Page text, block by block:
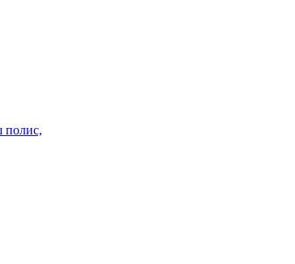
полис,